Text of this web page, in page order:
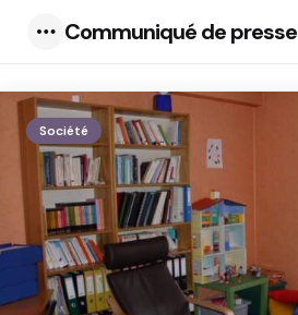
Communiqué de presse
Société